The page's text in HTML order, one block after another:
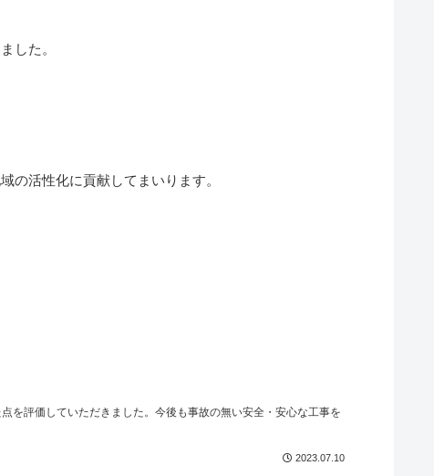
した。
の活性化に貢献してまいります。
を評価していただきました。今後も事故の無い安全・安心な工事を
2023.07.10